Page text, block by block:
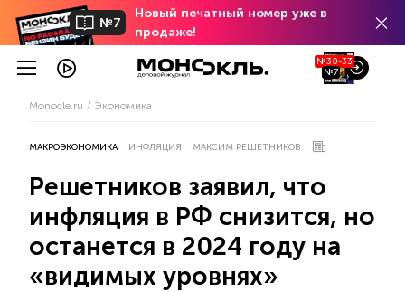
№7
Новый печатный номер уже в
продаже!
№30-33
№7
Monocle.ru Экономика
МАКРОЭКОНОМИКА ИНФЛЯЦИЯ МАКСИМ РЕШЕТНИКОВ
Решетников заявил, что
инфляция в РФ снизится, но
останется в 2024 году на
«видимых уровнях»